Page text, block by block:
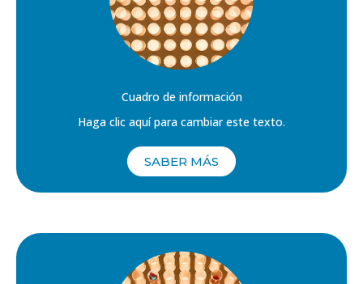
Cuadro de información
Haga clic aquí para cambiar este texto.
SABER MÁS